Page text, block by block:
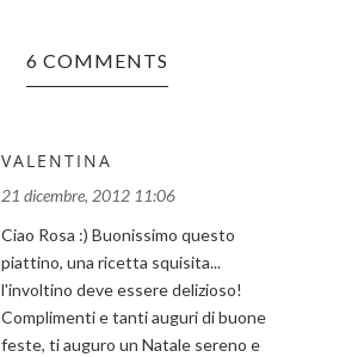
6 COMMENTS
VALENTINA
21 dicembre, 2012 11:06
Ciao Rosa :) Buonissimo questo
piattino, una ricetta squisita...
l'involtino deve essere delizioso!
Complimenti e tanti auguri di buone
feste, ti auguro un Natale sereno e